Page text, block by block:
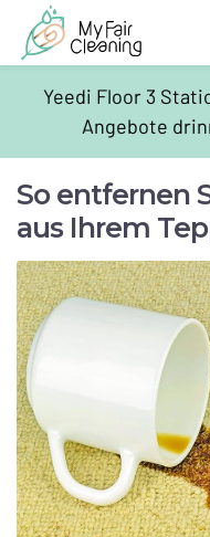
Yeedi Floor 3
Angebote
So entfernen
aus Ihrem